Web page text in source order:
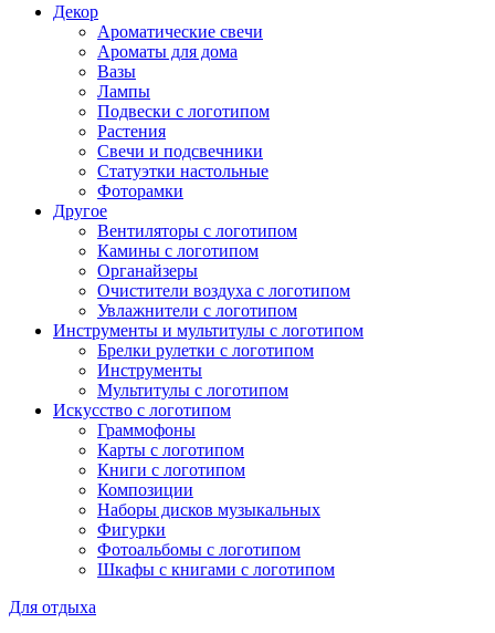
Декор
Ароматические свечи
Ароматы для дома
Вазы
Лампы
Подвески с логотипом
Растения
Свечи и подсвечники
Статуэтки настольные
Фоторамки
Другое
Вентиляторы с логотипом
Камины с логотипом
Органайзеры
Очистители воздуха с логотипом
Увлажнители с логотипом
Инструменты и мультитулы с логотипом
Брелки рулетки с логотипом
Инструменты
Мультитулы с логотипом
Искусство с логотипом
Граммофоны
Карты с логотипом
Книги с логотипом
Композиции
Наборы дисков музыкальных
Фигурки
Фотоальбомы с логотипом
Шкафы с книгами с логотипом
Для отдыха